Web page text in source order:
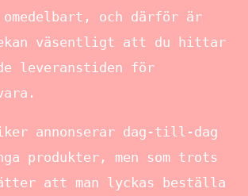
omedelbart, och därför är
väsentligt att du hittar
leveranstiden för
annonserar dag-till-dag
produkter, men som trots
att man lyckas beställa